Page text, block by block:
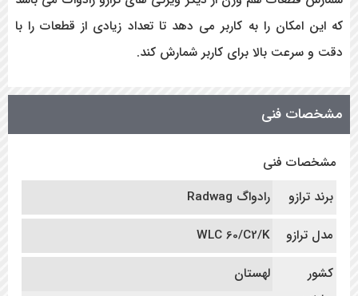
که این امکان را به کاربر می دهد تا تعداد زیادی از قطعات را با
دقت و سرعت بالا برای کاربر شمارش کند.
مشخصات فنی
مشخصات فنی
برند ترازو
رادواگ Radwag
مدل ترازو
WLC 60/C2/K
کشور
لهستان